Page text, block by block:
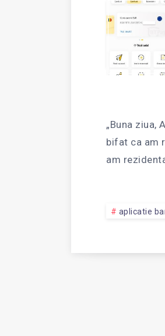
CE
„Buna ziua,
bifat ca am
am
aplicatie